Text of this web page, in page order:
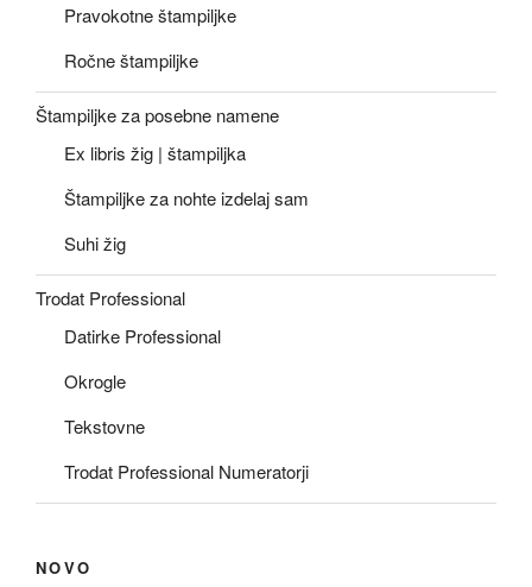
Pravokotne štampiljke
Ročne štampiljke
Štampiljke za posebne namene
Ex libris žig | štampiljka
Štampiljke za nohte izdelaj sam
Suhi žig
Trodat Professional
Datirke Professional
Okrogle
Tekstovne
Trodat Professional Numeratorji
NOVO